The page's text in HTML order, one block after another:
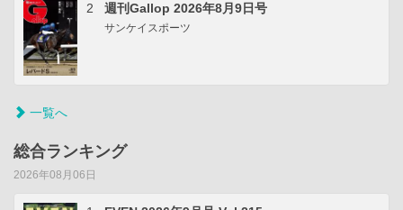
2 週刊Gallop 2026年8月9日号
サンケイスポーツ
一覧へ
総合ランキング
2026年08月06日